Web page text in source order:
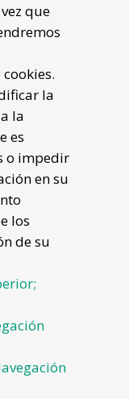
que
la
la
es
o impedir
en su
los
de su